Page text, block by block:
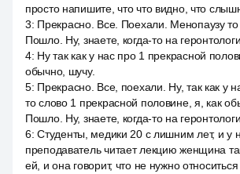
просто напишите, что что видно, что
3: Прекрасно. Все. Поехали. Менопаузу то
Пошло. Ну, знаете, когда-то на
4: Ну так как у нас про 1 прекрасной
обычно, шучу.
5: Прекрасно. Все, поехали. Ну, так как у
то слово 1 прекрасной половине, я, как
Пошло. Ну, знаете, когда-то на
6:Студенты, медики 20 с лишним лет, и у
преподаватель читает лекцию женщина
ей, и она говорит, что не нужно